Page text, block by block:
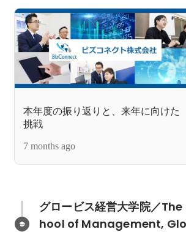
本年度の振り返りと、来年に向けた
挑戦
7 months ago
グロービス経営大学院／
hool of Management,